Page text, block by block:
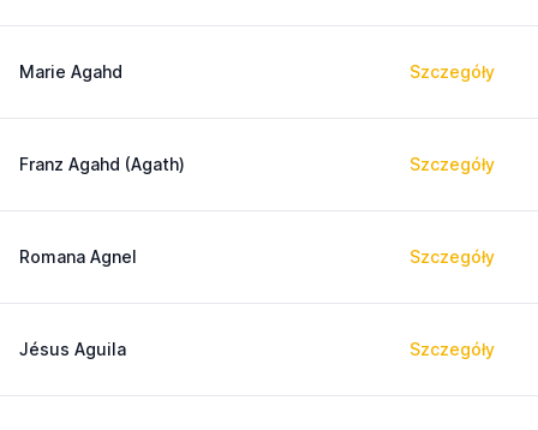
Marie Agahd Szczegóły
Franz Agahd (Agath) Szczegóły
Romana Agnel Szczegóły
Jésus Aguila Szczegóły